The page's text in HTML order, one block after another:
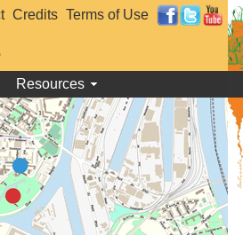
Credits Terms of Use
Resources